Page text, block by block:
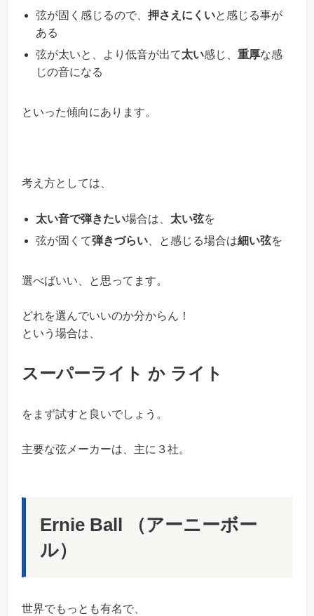
弦が固く感じるので、 押さえにくいと感じる事が
ある
弦が太いと、より低音が出て太い感じ、 重厚な感
じの音になる
といった傾向にあります。
考え方としては、
太い音で弾きたい場合は、 太い弦を
弦が固くて弾きづらい 、と感じる場合は細い弦を
選べばいい、と思ってます。
どれを選んでいいのか分からん！
という場合は、
スーパーライト か ライト
をまず試すと良いでしょう。
主要な弦メーカーは、主に３社。
Ernie Ball （アーニーボー
ル）
世界でもっとも有名で、